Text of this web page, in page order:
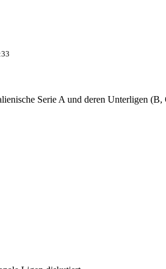
Serie A und deren Unterligen